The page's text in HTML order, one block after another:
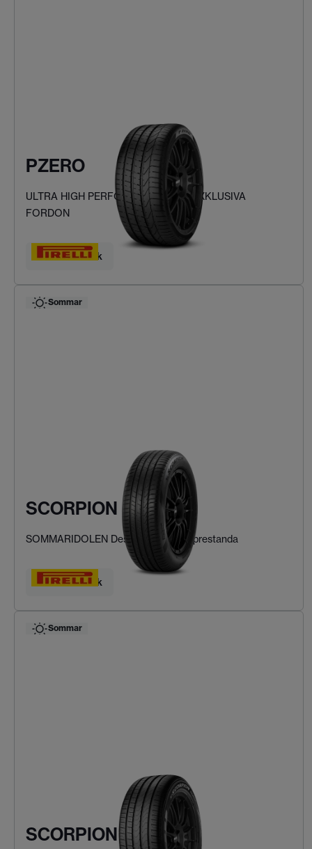
PZERO
ULTRA HIGH PERFORMANCE FÖR EXKLUSIVA
FORDON
Hitta ditt däck
Sommar
SCORPION
SOMMARIDOLEN Designad för SUV-prestanda
Hitta ditt däck
Sommar
SCORPION VERDE